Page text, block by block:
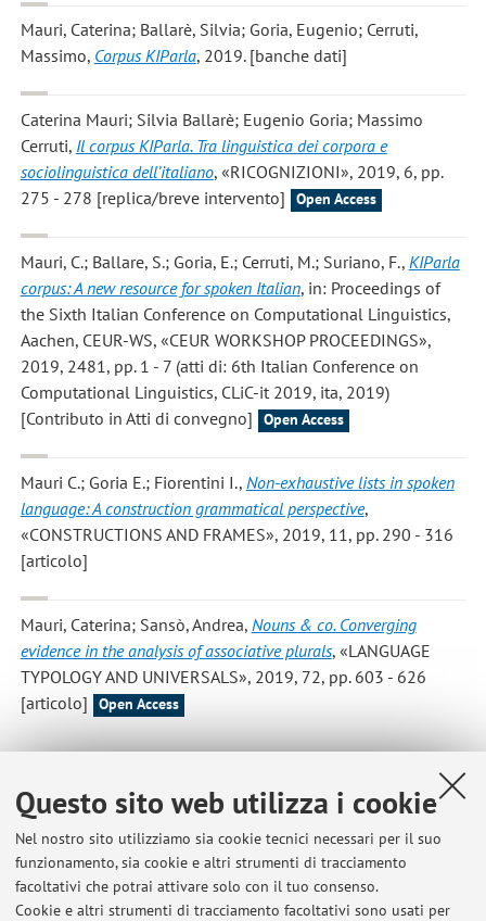
Questo sito web utilizza i cookie
Nel nostro sito utilizziamo sia cookie tecnici necessari per il suo
funzionamento, sia cookie e altri strumenti di tracciamento
facoltativi che potrai attivare solo con il tuo consenso.
Cookie e altri strumenti di tracciamento facoltativi sono usati per
Mauri, Caterina; Ballarè, Silvia; Goria, Eugenio; Cerruti,
Massimo, Corpus KIParla, 2019. [banche dati]
Caterina Mauri; Silvia Ballarè; Eugenio Goria; Massimo
Cerruti, Il corpus KIParla. Tra linguistica dei corpora e
sociolinguistica dell’italiano, «RICOGNIZIONI», 2019, 6, pp.
275 - 278 [replica/breve intervento]
Open Access
Mauri, C.; Ballare, S.; Goria, E.; Cerruti, M.; Suriano, F., KIParla
corpus: A new resource for spoken Italian, in: Proceedings of
the Sixth Italian Conference on Computational Linguistics,
Aachen, CEUR-WS, «CEUR WORKSHOP PROCEEDINGS»,
2019, 2481, pp. 1 - 7 (atti di: 6th Italian Conference on
Computational Linguistics, CLiC-it 2019, ita, 2019)
[Contributo in Atti di convegno]
Open Access
Mauri C.; Goria E.; Fiorentini I., Non-exhaustive lists in spoken
language: A construction grammatical perspective,
«CONSTRUCTIONS AND FRAMES», 2019, 11, pp. 290 - 316
[articolo]
Mauri, Caterina; Sansò, Andrea, Nouns & co. Converging
evidence in the analysis of associative plurals, «LANGUAGE
TYPOLOGY AND UNIVERSALS», 2019, 72, pp. 603 - 626
[articolo]
Open Access
2 3 4 5 6